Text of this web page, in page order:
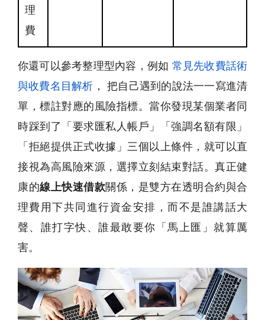
理
費
你還可以參考整理型內容，例如 常見先收費話術
與收費名目解析 ， 把自己遇到的說法一一寫進清
單，標註對應的風險指標。當你發現某個業者同
時踩到了「要求匯私人帳戶」「強調名額有限」
「拒絕提供正式收據」三個以上條件，就可以直
接視為高風險來源，選擇立刻結束對話。真正健
康的線上快速借款關係，是雙方在透明合約與合
理費用下共同進行資金安排，而不是誰講話大
聲、誰打字快、誰最敢要你「馬上匯」就算厲
害。